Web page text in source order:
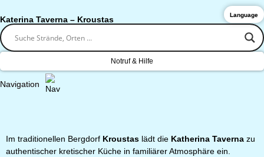
Katerina Taverna – Kroustas
Notruf & Hilfe
Navigation
Im traditionellen Bergdorf Kroustas lädt die Katherina Taverna zu
authentischer kretischer Küche in familiärer Atmosphäre ein.
Language